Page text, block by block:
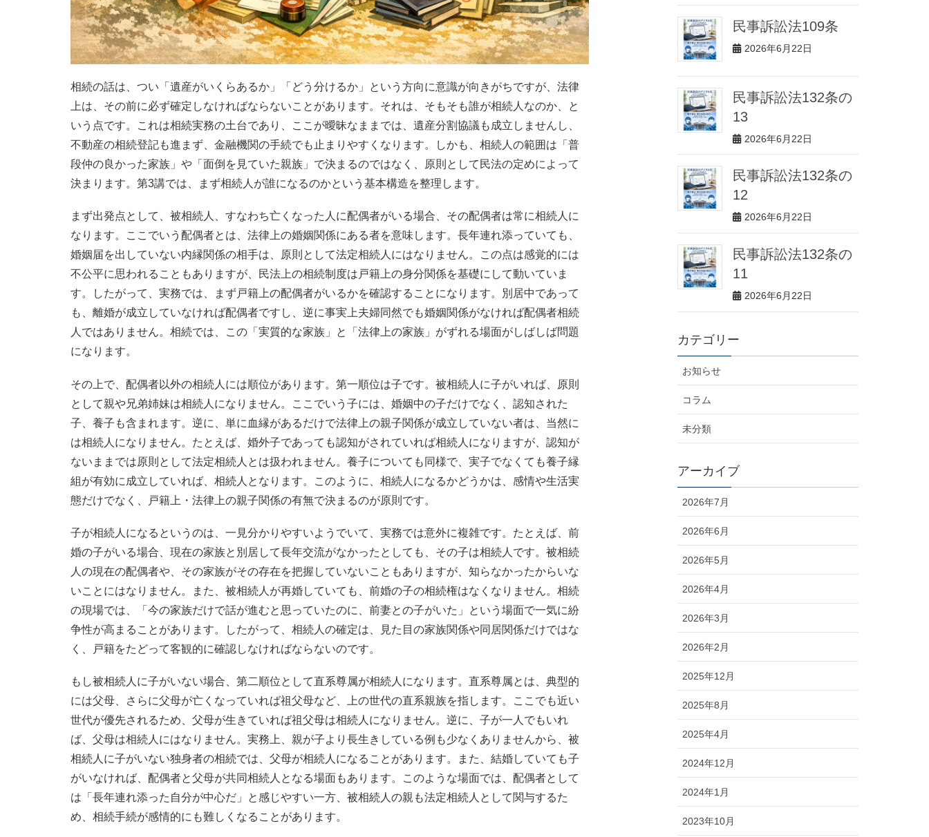
相続の話は、つい「遺産がいくらあるか」「どう分けるか」という方向に意識が向きがちですが、法律
上は、その前に必ず確定しなければならないことがあります。それは、そもそも誰が相続人なのか、と
いう点です。これは相続実務の土台であり、ここが曖昧なままでは、遺産分割協議も成立しませんし、
不動産の相続登記も進まず、金融機関の手続でも止まりやすくなります。しかも、相続人の範囲は「普
段仲の良かった家族」や「面倒を見ていた親族」で決まるのではなく、原則として民法の定めによって
決まります。第3講では、まず相続人が誰になるのかという基本構造を整理します。
まず出発点として、被相続人、すなわち亡くなった人に配偶者がいる場合、その配偶者は常に相続人に
なります。ここでいう配偶者とは、法律上の婚姻関係にある者を意味します。長年連れ添っていても、
婚姻届を出していない内縁関係の相手は、原則として法定相続人にはなりません。この点は感覚的には
不公平に思われることもありますが、民法上の相続制度は戸籍上の身分関係を基礎にして動いていま
す。したがって、実務では、まず戸籍上の配偶者がいるかを確認することになります。別居中であって
も、離婚が成立していなければ配偶者ですし、逆に事実上夫婦同然でも婚姻関係がなければ配偶者相続
人ではありません。相続では、この「実質的な家族」と「法律上の家族」がずれる場面がしばしば問題
になります。
その上で、配偶者以外の相続人には順位があります。第一順位は子です。被相続人に子がいれば、原則
として親や兄弟姉妹は相続人になりません。ここでいう子には、婚姻中の子だけでなく、認知された
子、養子も含まれます。逆に、単に血縁があるだけで法律上の親子関係が成立していない者は、当然に
は相続人になりません。たとえば、婚外子であっても認知がされていれば相続人になりますが、認知が
ないままでは原則として法定相続人とは扱われません。養子についても同様で、実子でなくても養子縁
組が有効に成立していれば、相続人となります。このように、相続人になるかどうかは、感情や生活実
態だけでなく、戸籍上・法律上の親子関係の有無で決まるのが原則です。
子が相続人になるというのは、一見分かりやすいようでいて、実務では意外に複雑です。たとえば、前
婚の子がいる場合、現在の家族と別居して長年交流がなかったとしても、その子は相続人です。被相続
人の現在の配偶者や、その家族がその存在を把握していないこともありますが、知らなかったからいな
いことにはなりません。また、被相続人が再婚していても、前婚の子の相続権はなくなりません。相続
の現場では、「今の家族だけで話が進むと思っていたのに、前妻との子がいた」という場面で一気に紛
争性が高まることがあります。したがって、相続人の確定は、見た目の家族関係や同居関係だけではな
く、戸籍をたどって客観的に確認しなければならないのです。
もし被相続人に子がいない場合、第二順位として直系尊属が相続人になります。直系尊属とは、典型的
には父母、さらに父母が亡くなっていれば祖父母など、上の世代の直系親族を指します。ここでも近い
世代が優先されるため、父母が生きていれば祖父母は相続人になりません。逆に、子が一人でもいれ
ば、父母は相続人にはなりません。実務上、親が子より長生きしている例も少なくありませんから、被
相続人に子がいない独身者の相続では、父母が相続人になることがあります。また、結婚していても子
がいなければ、配偶者と父母が共同相続人となる場面もあります。このような場面では、配偶者として
は「長年連れ添った自分が中心だ」と感じやすい一方、被相続人の親も法定相続人として関与するた
め、相続手続が感情的にも難しくなることがあります。
民事訴訟法109条
2026年6月22日
民事訴訟法132条の
13
2026年6月22日
民事訴訟法132条の
12
2026年6月22日
民事訴訟法132条の
11
2026年6月22日
カテゴリー
お知らせ
コラム
未分類
アーカイブ
2026年7月
2026年6月
2026年5月
2026年4月
2026年3月
2026年2月
2025年12月
2025年8月
2025年4月
2024年12月
2024年1月
2023年10月